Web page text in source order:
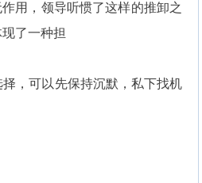
用，领导听惯了这样的推卸之
了一种担
，可以先保持沉默，私下找机